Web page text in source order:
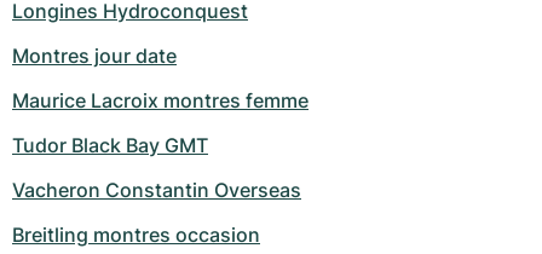
Longines Hydroconquest
Montres jour date
Maurice Lacroix montres femme
Tudor Black Bay GMT
Vacheron Constantin Overseas
Breitling montres occasion